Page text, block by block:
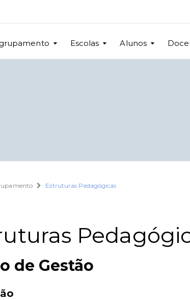
Escolas Alunos
Estruturas Pedagógicas
de Gestão